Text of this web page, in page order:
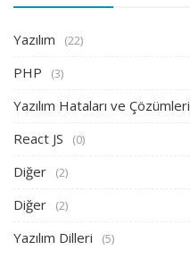
Yazılım (22)
PHP (3)
Yazılım Hataları ve Çözümleri
React JS (0)
Diğer (2)
Diğer (2)
Yazılım Dilleri (5)